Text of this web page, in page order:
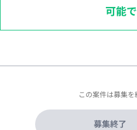
可能で
この案件は募集を
募集終了